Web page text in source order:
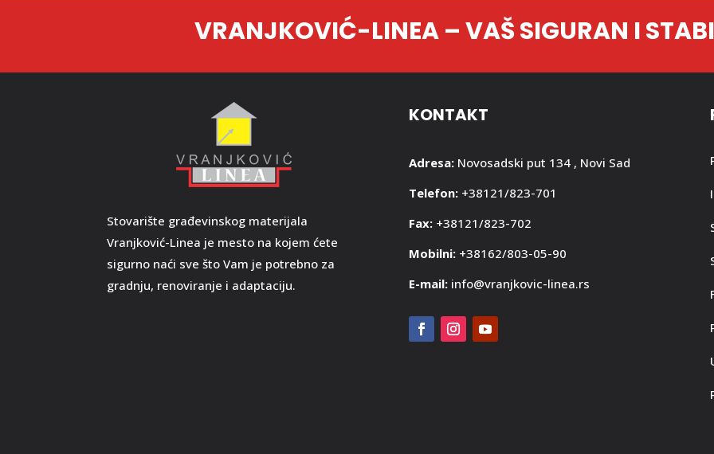
VRANJKOVIĆ-LINEA – VAŠ SIGURAN I
Stovarište građevinskog materijala
Vranjković-Linea je mesto na kojem ćete
sigurno naći sve što Vam je potrebno za
gradnju, renoviranje i adaptaciju.
KONTAKT
Adresa: Novosadski put 134 , Novi Sad
Telefon: +38121/823-701
Fax: +38121/823-702
Mobilni: +38162/803-05-90
E-mail: info@vranjkovic-linea.rs